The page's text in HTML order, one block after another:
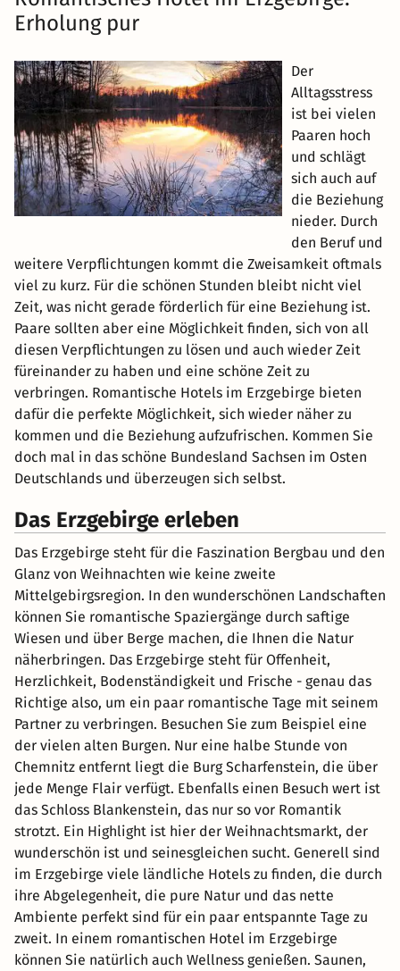
Erholung pur
Der
Alltagsstress
ist bei vielen
Paaren hoch
und schlägt
sich auch auf
die Beziehung
nieder. Durch
den Beruf und
weitere Verpflichtungen kommt die Zweisamkeit oftmals
viel zu kurz. Für die schönen Stunden bleibt nicht viel
Zeit, was nicht gerade förderlich für eine Beziehung ist.
Paare sollten aber eine Möglichkeit finden, sich von all
diesen Verpflichtungen zu lösen und auch wieder Zeit
füreinander zu haben und eine schöne Zeit zu
verbringen. Romantische Hotels im Erzgebirge bieten
dafür die perfekte Möglichkeit, sich wieder näher zu
kommen und die Beziehung aufzufrischen. Kommen Sie
doch mal in das schöne Bundesland Sachsen im Osten
Deutschlands und überzeugen sich selbst.
Das Erzgebirge erleben
Das Erzgebirge steht für die Faszination Bergbau und den
Glanz von Weihnachten wie keine zweite
Mittelgebirgsregion. In den wunderschönen Landschaften
können Sie romantische Spaziergänge durch saftige
Wiesen und über Berge machen, die Ihnen die Natur
näherbringen. Das Erzgebirge steht für Offenheit,
Herzlichkeit, Bodenständigkeit und Frische - genau das
Richtige also, um ein paar romantische Tage mit seinem
Partner zu verbringen. Besuchen Sie zum Beispiel eine
der vielen alten Burgen. Nur eine halbe Stunde von
Chemnitz entfernt liegt die Burg Scharfenstein, die über
jede Menge Flair verfügt. Ebenfalls einen Besuch wert ist
das Schloss Blankenstein, das nur so vor Romantik
strotzt. Ein Highlight ist hier der Weihnachtsmarkt, der
wunderschön ist und seinesgleichen sucht. Generell sind
im Erzgebirge viele ländliche Hotels zu finden, die durch
ihre Abgelegenheit, die pure Natur und das nette
Ambiente perfekt sind für ein paar entspannte Tage zu
zweit. In einem romantischen Hotel im Erzgebirge
können Sie natürlich auch Wellness genießen. Saunen,